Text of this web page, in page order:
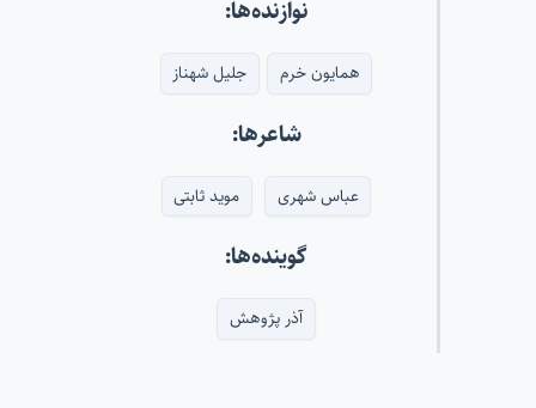
نوازنده‌ها:
همایون خرم جلیل شهناز
شاعرها:
عباس شهری موید ثابتی
گوینده‌ها:
آذر پژوهش